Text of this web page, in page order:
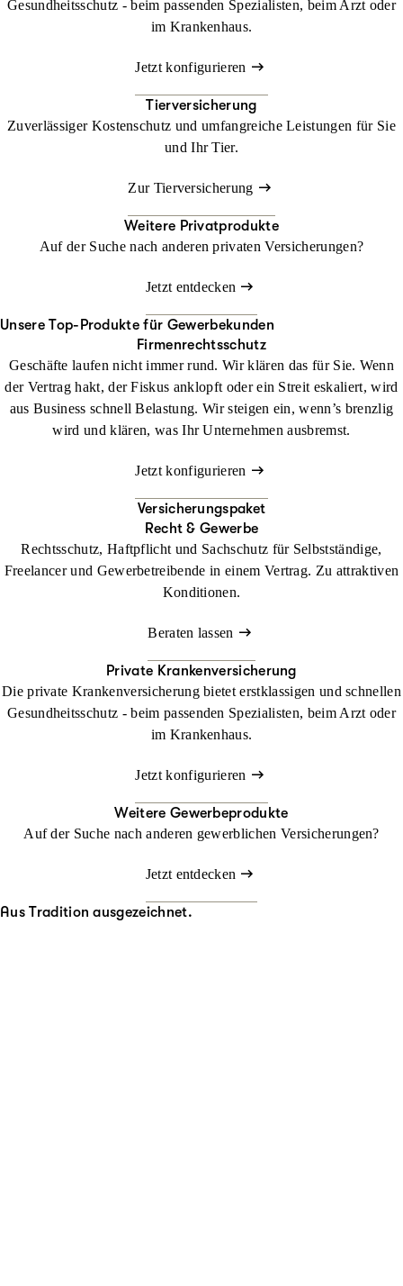
Gesundheitsschutz - beim passenden Spezialisten, beim Arzt oder
im Krankenhaus.
Jetzt konfigurieren
Tierversicherung
Zuverlässiger Kostenschutz und umfangreiche Leistungen für Sie
und Ihr Tier.
Zur Tierversicherung
Weitere Privatprodukte
Auf der Suche nach anderen privaten Versicherungen?
Jetzt entdecken
Unsere Top-Produkte für Gewerbekunden
Firmenrechtsschutz
Geschäfte laufen nicht immer rund. Wir klären das für Sie. Wenn
der Vertrag hakt, der Fiskus anklopft oder ein Streit eskaliert, wird
aus Business schnell Belastung. Wir steigen ein, wenn’s brenzlig
wird und klären, was Ihr Unternehmen ausbremst.
Jetzt konfigurieren
Versicherungspaket
Recht & Gewerbe
Rechtsschutz, Haftpflicht und Sachschutz für Selbstständige,
Freelancer und Gewerbetreibende in einem Vertrag. Zu attraktiven
Konditionen.
Beraten lassen
Private Krankenversicherung
Die private Krankenversicherung bietet erstklassigen und schnellen
Gesundheitsschutz - beim passenden Spezialisten, beim Arzt oder
im Krankenhaus.
Jetzt konfigurieren
Weitere Gewerbeprodukte
Auf der Suche nach anderen gewerblichen Versicherungen?
Jetzt entdecken
Aus Tradition ausgezeichnet.